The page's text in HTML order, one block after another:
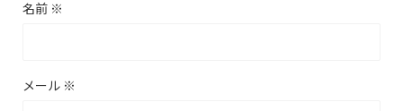
名前 ※
メール ※